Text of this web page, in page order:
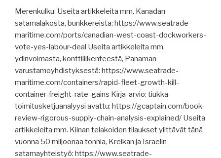
Merenkulku: Useita artikkeleita mm. Kanadan
satamalakosta, bunkkereista: https://www.seatrade-
maritime.com/ports/canadian-west-coast-dockworkers-
vote-yes-labour-deal Useita artikkeleita mm.
ydinvoimasta, konttiliikenteestä, Panaman
varustamoyhdistyksestä: https://www.seatrade-
maritime.com/containers/rapid-fleet-growth-kill-
container-freight-rate-gains Kirja-arvio: tiukka
toimitusketjuanalyysi avattu: https://gcaptain.com/book-
review-rigorous-supply-chain-analysis-explained/ Useita
artikkeleita mm. Kiinan telakoiden tilaukset ylittävät tänä
vuonna 50 miljoonaa tonnia, Kreikan ja Israelin
satamayhteistyö: https://www.seatrade-